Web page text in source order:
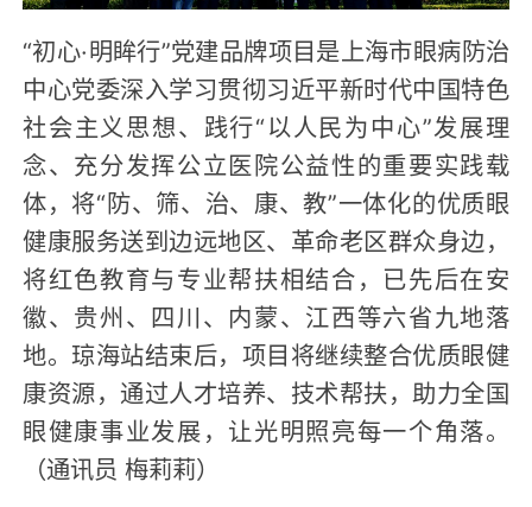
“初心·明眸行”党建品牌项目是上海市眼病防治
中心党委深入学习贯彻习近平新时代中国特色
社会主义思想、践行“以人民为中心”发展理
念、充分发挥公立医院公益性的重要实践载
体，将“防、筛、治、康、教”一体化的优质眼
健康服务送到边远地区、革命老区群众身边，
将红色教育与专业帮扶相结合，已先后在安
徽、贵州、四川、内蒙、江西等六省九地落
地。琼海站结束后，项目将继续整合优质眼健
康资源，通过人才培养、技术帮扶，助力全国
眼健康事业发展，让光明照亮每一个角落。
（通讯员 梅莉莉）